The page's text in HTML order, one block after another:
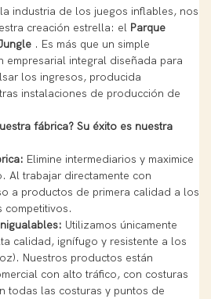
industria de los juegos inflables, nos
creación estrella: el Parque
. Es más que un simple
empresarial integral diseñada para
los ingresos, producida
instalaciones de producción de
fábrica? Su éxito es nuestra
Elimine intermediarios y maximice
Al trabajar directamente con
a productos de primera calidad a los
competitivos.
Utilizamos únicamente
calidad, ignífugo y resistente a los
Nuestros productos están
con alto tráfico, con costuras
todas las costuras y puntos de